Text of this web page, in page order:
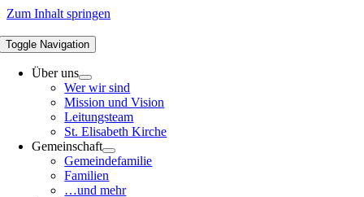
Zum Inhalt springen
Toggle Navigation
Über uns
Wer wir sind
Mission und Vision
Leitungsteam
St. Elisabeth Kirche
Gemeinschaft
Gemeindefamilie
Familien
…und mehr